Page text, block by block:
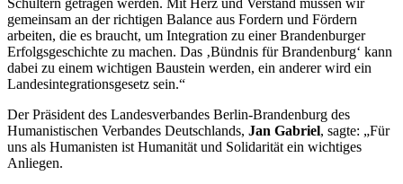
gemeinsam an der richtigen Balance aus Fordern und Fördern
arbeiten, die es braucht, um Integration zu einer Brandenburger
Erfolgsgeschichte zu machen. Das ‚Bündnis für Brandenburg‘ kann
dabei zu einem wichtigen Baustein werden, ein anderer wird ein
Landesintegrationsgesetz sein.“
Der Präsident des Landesverbandes Berlin-Brandenburg des
Humanistischen Verbandes Deutschlands, Jan Gabriel, sagte: „Für
uns als Humanisten ist Humanität und Solidarität ein wichtiges
Anliegen.